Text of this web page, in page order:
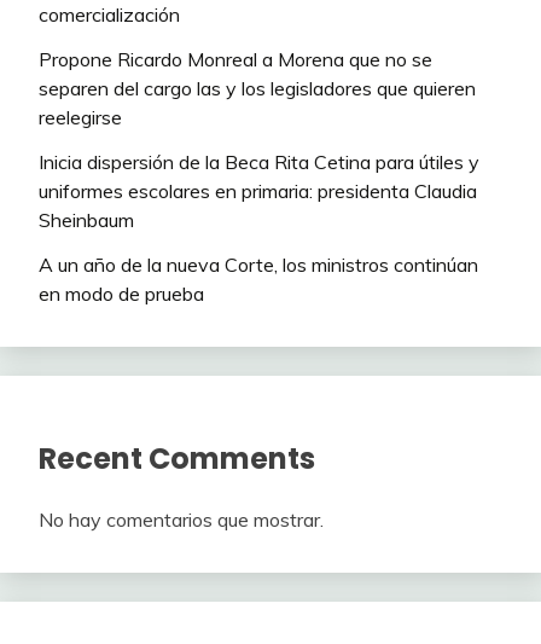
comercialización
Propone Ricardo Monreal a Morena que no se
separen del cargo las y los legisladores que quieren
reelegirse
Inicia dispersión de la Beca Rita Cetina para útiles y
uniformes escolares en primaria: presidenta Claudia
Sheinbaum
A un año de la nueva Corte, los ministros continúan
en modo de prueba
Recent Comments
No hay comentarios que mostrar.